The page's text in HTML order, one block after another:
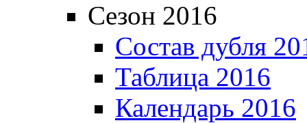
Сезон 2016
Состав дубля
Таблица 2016
Календарь 2016